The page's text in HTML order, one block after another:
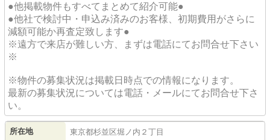
●他掲載物件もすべてまとめて紹介可能●
●他社で検討中・申込み済みのお客様、初期費用がさらに
減額可能か再査定致します●
※遠方で来店が難しい方、まずは電話にてお問合せ下さい
※
※物件の募集状況は掲載日時点での情報になります。
最新の募集状況については電話・メールにてお問合せ下さ
い。
所在地 東京都杉並区堀ノ内 ２丁目